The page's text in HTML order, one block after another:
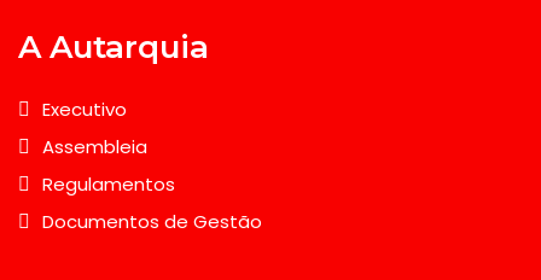
A Autarquia
Executivo
Assembleia
Regulamentos
Documentos de Gestão